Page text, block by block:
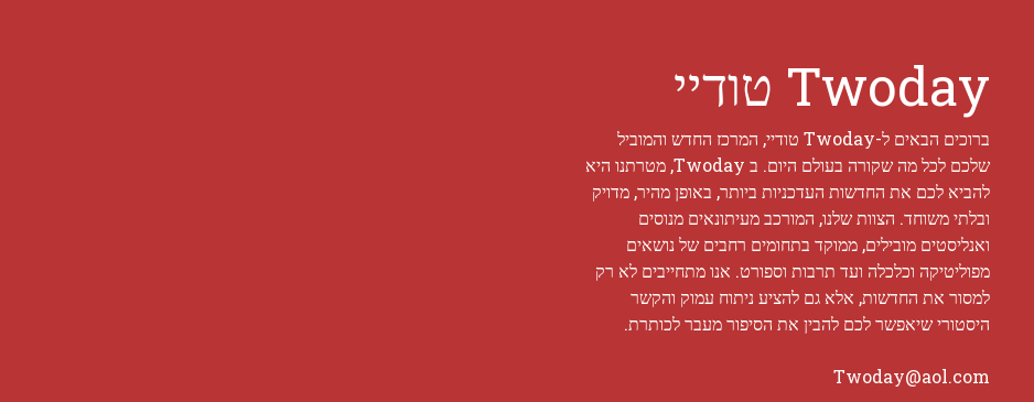
Twoday טודיי
ברוכים הבאים ל-Twoday טודיי, המרכז החדש והמוביל
שלכם לכל מה שקורה בעולם היום. ב Twoday, מטרתנו היא
להביא לכם את החדשות העדכניות ביותר, באופן מהיר, מדויק
ובלתי משוחד. הצוות שלנו, המורכב מעיתונאים מנוסים
ואנליסטים מובילים, ממוקד בתחומים רחבים של נושאים
מפוליטיקה וכלכלה ועד תרבות וספורט. אנו מתחייבים לא רק
למסור את החדשות, אלא גם להציע ניתוח עמוק והקשר
היסטורי שיאפשר לכם להבין את הסיפור מעבר לכותרת.
Twoday@aol.com